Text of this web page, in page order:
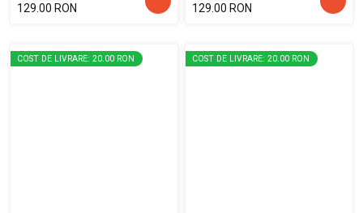
129.00 RON
129.00 RON
COST DE LIVRARE: 20.00 RON COST DE LIVRARE: 20.00 RON